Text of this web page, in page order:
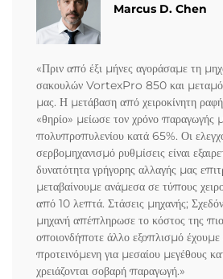
Marcus D. Chen
«Πριν από έξι μήνες αγοράσαμε τη
σακουλών VortexPro 850 και
μας. Η μετάβαση από χειροκίνητη
«θηρίο» μείωσε τον χρόνο παραγωγής
πολυπροπυλενίου κατά 65%. Οι
σερβομηχανισμό ρυθμίσεις είναι
δυνατότητα γρήγορης αλλαγής μας
μεταβαίνουμε ανάμεσα σε τύπους
από 10 λεπτά. Στάσεις μηχανής;
μηχανή απέπληρωσε το κόστος της
οποιονδήποτε άλλο εξοπλισμό
προτεινόμενη για μεσαίου μεγέθους
χρειάζονται σοβαρή παραγωγή.»